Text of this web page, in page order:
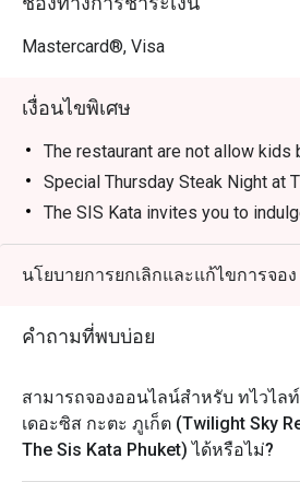
Mastercard®, Visa
เงื่อนไขพิเศษ
The restaurant are not allow kids
Special Thursday Steak Night at
The SIS Kata invites you to
evening of premium à la carte
“Thursday Steak Night”, featuring
It’s the perfect way to begin your
before the night sets in over the
Every Thursday
Time: 18:00 – 21:30
นโยบายการยกเลิกและแก้ไขการจอง
คำถามที่พบบ่อย
สามารถจองออนไลน์สำหรับ ทไวไล
เดอะซิส กะตะ ภูเก็ต (Twilight Sky
The Sis Kata Phuket) ได้หรือไม่?